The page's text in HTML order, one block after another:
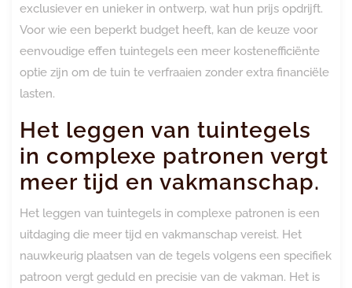
exclusiever en unieker in ontwerp, wat hun prijs opdrijft.
Voor wie een beperkt budget heeft, kan de keuze voor
eenvoudige effen tuintegels een meer kostenefficiënte
optie zijn om de tuin te verfraaien zonder extra financiële
lasten.
Het leggen van tuintegels
in complexe patronen vergt
meer tijd en vakmanschap.
Het leggen van tuintegels in complexe patronen is een
uitdaging die meer tijd en vakmanschap vereist. Het
nauwkeurig plaatsen van de tegels volgens een specifiek
patroon vergt geduld en precisie van de vakman. Het is